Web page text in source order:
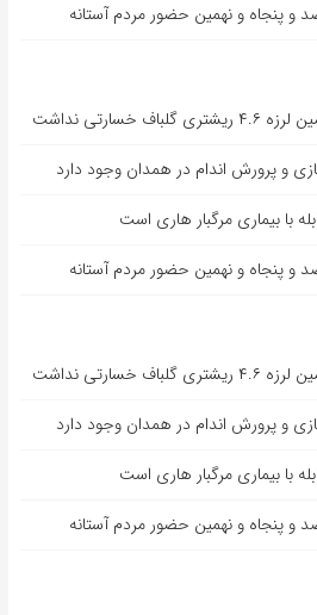
و پنجاه و نهمین حضور مردم آستانه
نداشت
و پرورش اندام در همدان وجود دارد
با بیماری مرگبار هاری است
و پنجاه و نهمین حضور مردم آستانه
نداشت
و پرورش اندام در همدان وجود دارد
با بیماری مرگبار هاری است
و پنجاه و نهمین حضور مردم آستانه